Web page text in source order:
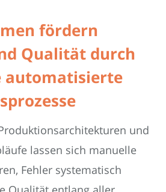
fördern
Qualität durch
automatisierte
und
lassen sich manuelle
Fehler systematisch